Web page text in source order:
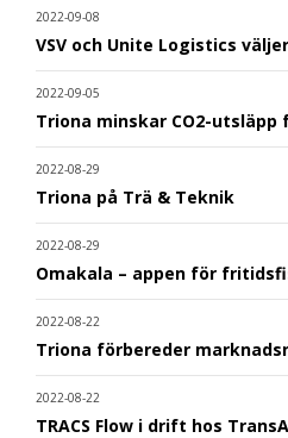
2022-09-08
VSV och Unite Logistics väljer
2022-09-05
Triona minskar CO2-
2022-08-29
Triona på Trä & Teknik
2022-08-29
Omakala – appen för
2022-08-22
Triona förbereder
2022-08-22
TRACS Flow i drift hos